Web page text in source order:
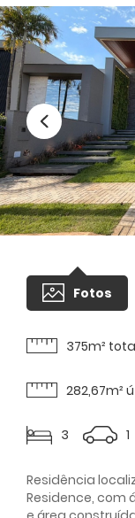
Fotos
375m²
282,67m²
3 1
Residência
Residence, com